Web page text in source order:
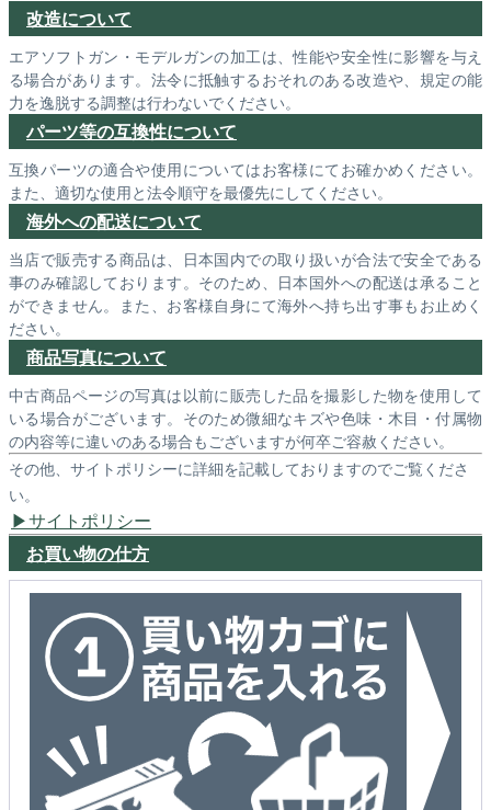
改造について
エアソフトガン・モデルガンの加工は、性能や安全性に影響を与え
る場合があります。法令に抵触するおそれのある改造や、規定の能
力を逸脱する調整は行わないでください。
パーツ等の互換性について
互換パーツの適合や使用についてはお客様にてお確かめください。
また、適切な使用と法令順守を最優先にしてください。
海外への配送について
当店で販売する商品は、日本国内での取り扱いが合法で安全である
事のみ確認しております。そのため、日本国外への配送は承ること
ができません。また、お客様自身にて海外へ持ち出す事もお止めく
ださい。
商品写真について
中古商品ページの写真は以前に販売した品を撮影した物を使用して
いる場合がございます。そのため微細なキズや色味・木目・付属物
の内容等に違いのある場合もございますが何卒ご容赦ください。
その他、サイトポリシーに詳細を記載しておりますのでご覧くださ
い。
サイトポリシー
お買い物の仕方